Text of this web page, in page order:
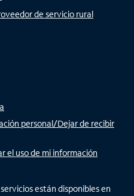
de servicio rural
personal/Dejar de recibir
el uso de mi información
están disponibles en